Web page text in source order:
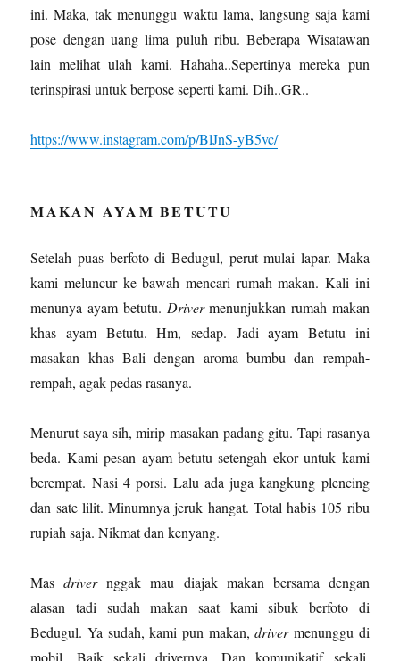
ini. Maka, tak menunggu waktu lama, langsung saja kami
pose dengan uang lima puluh ribu. Beberapa Wisatawan
lain melihat ulah kami. Hahaha..Sepertinya mereka pun
terinspirasi untuk berpose seperti kami. Dih..GR..
https://www.instagram.com/p/BlJnS-yB5vc/
MAKAN AYAM BETUTU
Setelah puas berfoto di Bedugul, perut mulai lapar. Maka
kami meluncur ke bawah mencari rumah makan. Kali ini
menunya ayam betutu. Drivermenunjukkan rumah makan
khas ayam Betutu. Hm, sedap. Jadi ayam Betutu ini
masakan khas Bali dengan aroma bumbu dan rempah-
rempah, agak pedas rasanya.
Menurut saya sih, mirip masakan padang gitu. Tapi rasanya
beda. Kami pesan ayam betutu setengah ekor untuk kami
berempat. Nasi 4 porsi. Lalu ada juga kangkung plencing
dan sate lilit. Minumnya jeruk hangat. Total habis 105 ribu
rupiah saja. Nikmat dan kenyang.
Masdrivernggak mau diajak makan bersama dengan
alasan tadi sudah makan saat kami sibuk berfoto di
Bedugul. Ya sudah, kami pun makan,drivermenunggu di